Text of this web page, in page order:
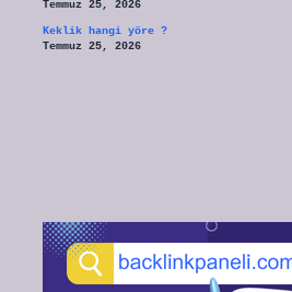
Temmuz 25, 2026
Keklik hangi yöre ?
Temmuz 25, 2026